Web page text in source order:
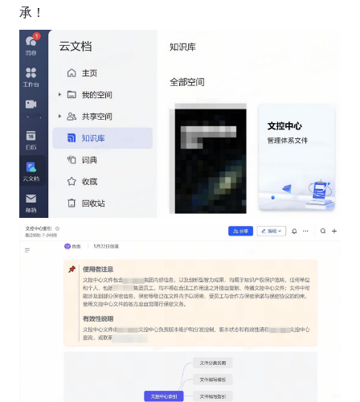
承！